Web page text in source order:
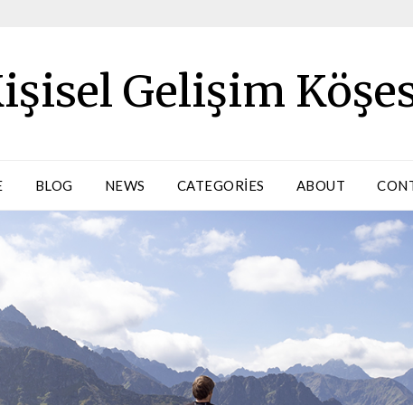
Gelişim
BLOG NEWS CATEGORIES ABOUT